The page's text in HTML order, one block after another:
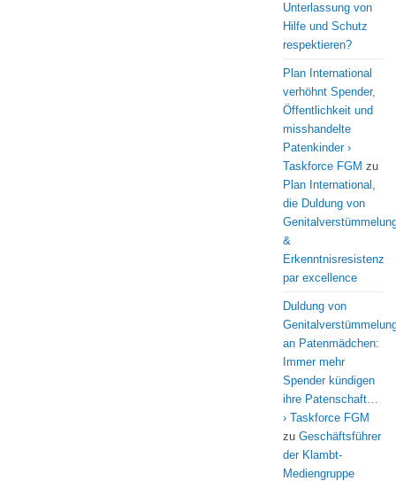
Unterlassung von
Hilfe und Schutz
respektieren?
Plan International
verhöhnt Spender,
Öffentlichkeit und
misshandelte
Patenkinder ›
Taskforce FGM zu
Plan International,
die Duldung von
&
Erkenntnisresistenz
par excellence
Duldung von
an Patenmädchen:
Immer mehr
Spender kündigen
ihre Patenschaft…
› Taskforce FGM
zu Geschäftsführer
der Klambt-
Mediengruppe